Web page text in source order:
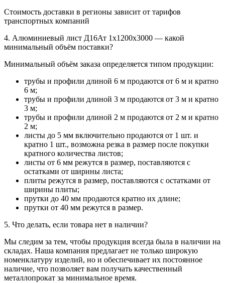
Стоимость доставки в регионы зависит от тарифов
транспортных компаний
4. Алюминиевый лист Д16Ат 1х1200х3000 — какой
минимальный объём поставки?
Минимальный объём заказа определяется типом продукции:
трубы и профили длиной 6 м продаются от 6 м и кратно
6 м;
трубы и профили длиной 3 м продаются от 3 м и кратно
3 м;
трубы и профили длиной 2 м продаются от 2 м и кратно
2 м;
листы до 5 мм включительно продаются от 1 шт. и
кратно 1 шт., возможна резка в размер после покупки
кратного количества листов;
листы от 6 мм режутся в размер, поставляются с
остатками от ширины листа;
плиты режутся в размер, поставляются с остатками от
ширины плиты;
прутки до 40 мм продаются кратно их длине;
прутки от 40 мм режутся в размер.
5. Что делать, если товара нет в наличии?
Мы следим за тем, чтобы продукция всегда была в наличии на
складах. Наша компания предлагает не только широкую
номенклатуру изделий, но и обеспечивает их постоянное
наличие, что позволяет вам получать качественный
металлопрокат за минимальное время.